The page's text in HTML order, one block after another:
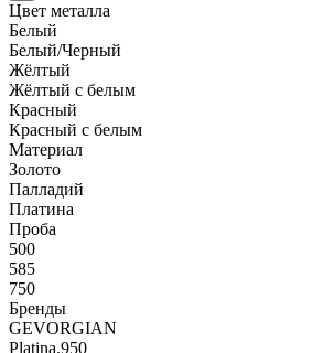
Цвет металла
Белый
Белый/Черный
Жёлтый
Жёлтый с белым
Красный
Красный c белым
Материал
Золото
Палладий
Платина
Проба
500
585
750
Бренды
GEVORGIAN
Platina.950